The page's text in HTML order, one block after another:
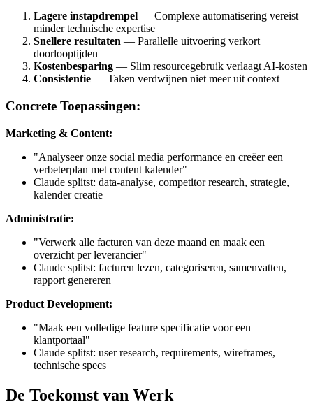
Lagere instapdrempel — Complexe automatisering vereist
minder technische expertise
Snellere resultaten — Parallelle uitvoering verkort
doorlooptijden
Kostenbesparing — Slim resourcegebruik verlaagt AI-kosten
Consistentie — Taken verdwijnen niet meer uit context
Concrete Toepassingen:
Marketing & Content:
"Analyseer onze social media performance en creëer een
verbeterplan met content kalender"
Claude splitst: data-analyse, competitor research, strategie,
kalender creatie
Administratie:
"Verwerk alle facturen van deze maand en maak een
overzicht per leverancier"
Claude splitst: facturen lezen, categoriseren, samenvatten,
rapport genereren
Product Development:
"Maak een volledige feature specificatie voor een
klantportaal"
Claude splitst: user research, requirements, wireframes,
technische specs
De Toekomst van Werk